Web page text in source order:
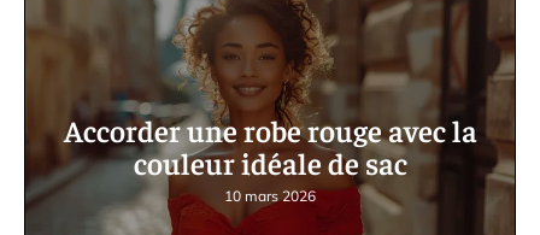
Accorder une robe rouge avec la
couleur idéale de sac
10 mars 2026